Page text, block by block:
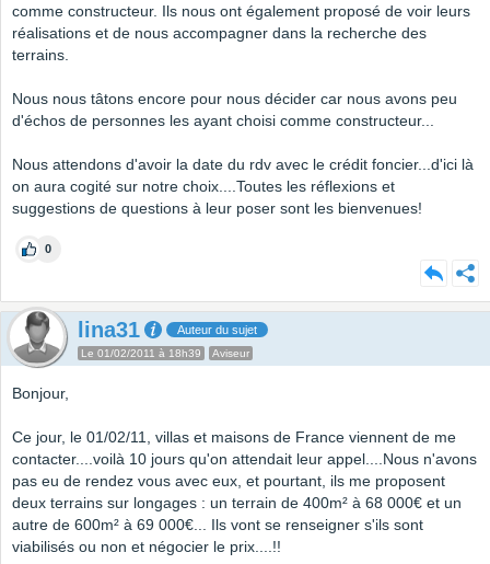
comme constructeur. Ils nous ont également proposé de voir leurs
réalisations et de nous accompagner dans la recherche des
terrains.
Nous nous tâtons encore pour nous décider car nous avons peu
d'échos de personnes les ayant choisi comme constructeur...
Nous attendons d'avoir la date du rdv avec le crédit foncier...d'ici là
on aura cogité sur notre choix....Toutes les réflexions et
suggestions de questions à leur poser sont les bienvenues!
0
lina31 Auteur du sujet
Le 01/02/2011 à 18h39 Aviseur
Bonjour,
Ce jour, le 01/02/11, villas et maisons de France viennent de me
contacter....voilà 10 jours qu'on attendait leur appel....Nous n'avons
pas eu de rendez vous avec eux, et pourtant, ils me proposent
deux terrains sur longages : un terrain de 400m² à 68 000€ et un
autre de 600m² à 69 000€... Ils vont se renseigner s'ils sont
viabilisés ou non et négocier le prix....!!